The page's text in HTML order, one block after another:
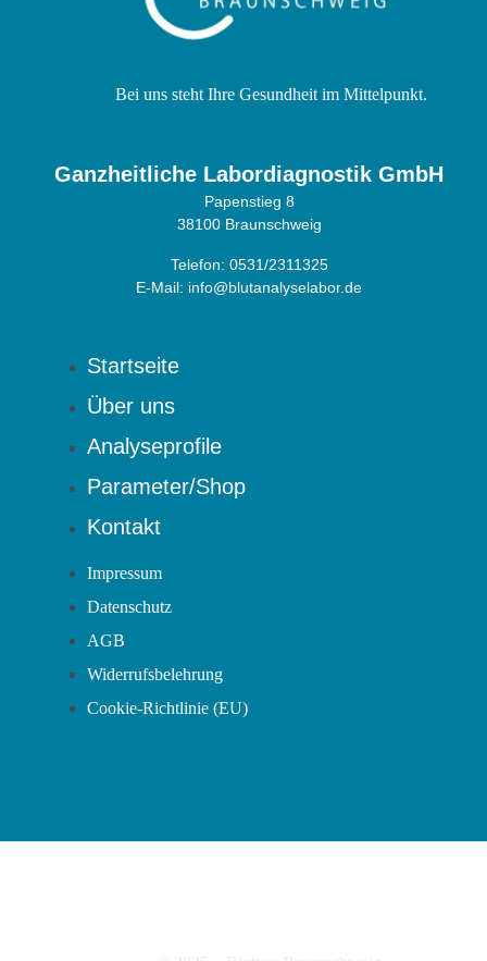
Bei uns steht Ihre Gesundheit im Mittelpunkt.
Ganzheitliche Labordiagnostik GmbH
Papenstieg 8
38100 Braunschweig
Telefon: 0531/2311325
E-Mail: info@blutanalyselabor.de
Startseite
Über uns
Analyseprofile
Parameter/Shop
Kontakt
Impressum
Datenschutz
AGB
Widerrufsbelehrung
Cookie-Richtlinie (EU)